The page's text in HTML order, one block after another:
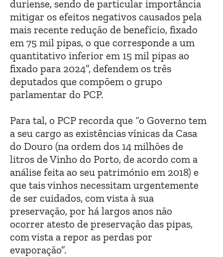
duriense, sendo de particular importância
mitigar os efeitos negativos causados pela
mais recente redução de benefício, fixado
em 75 mil pipas, o que corresponde a um
quantitativo inferior em 15 mil pipas ao
fixado para 2024”, defendem os três
deputados que compõem o grupo
parlamentar do PCP.
Para tal, o PCP recorda que “o Governo tem
a seu cargo as existências vínicas da Casa
do Douro (na ordem dos 14 milhões de
litros de Vinho do Porto, de acordo com a
análise feita ao seu património em 2018) e
que tais vinhos necessitam urgentemente
de ser cuidados, com vista à sua
preservação, por há largos anos não
ocorrer atesto de preservação das pipas,
com vista a repor as perdas por
evaporação”.